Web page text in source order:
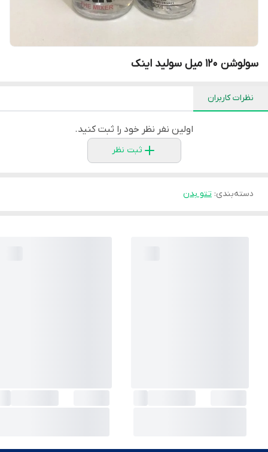
سولوشن 120 میل سولید اینک
نظرات کاربران
اولین نفر نظر خود را ثبت کنید.
ثبت نظر
دسته‌بندی: تتو بدن